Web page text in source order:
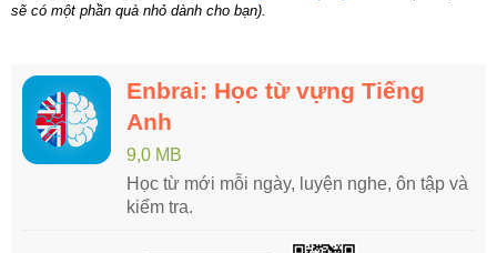
sẽ có một phần quà nhỏ dành cho bạn).
Enbrai: Học từ vựng Tiếng
Anh
9,0 MB
Học từ mới mỗi ngày, luyện nghe, ôn tập và
kiểm tra.